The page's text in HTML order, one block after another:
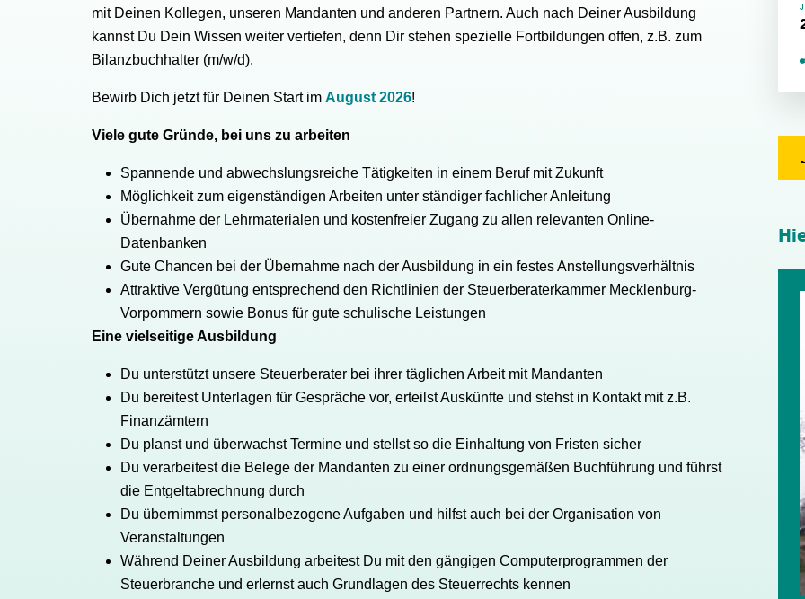
mit Deinen Kollegen, unseren Mandanten und anderen Partnern. Auch nach Deiner Ausbildung
kannst Du Dein Wissen weiter vertiefen, denn Dir stehen spezielle Fortbildungen offen, z.B. zum
Bilanzbuchhalter (m/w/d).
Bewirb Dich jetzt für Deinen Start im August 2026!
Viele gute Gründe, bei uns zu arbeiten
Spannende und abwechslungsreiche Tätigkeiten in einem Beruf mit Zukunft
Möglichkeit zum eigenständigen Arbeiten unter ständiger fachlicher Anleitung
Übernahme der Lehrmaterialen und kostenfreier Zugang zu allen relevanten Online-
Datenbanken
Gute Chancen bei der Übernahme nach der Ausbildung in ein festes Anstellungsverhältnis
Attraktive Vergütung entsprechend den Richtlinien der Steuerberaterkammer Mecklenburg-
Vorpommern sowie Bonus für gute schulische Leistungen
Eine vielseitige Ausbildung
Du unterstützt unsere Steuerberater bei ihrer täglichen Arbeit mit Mandanten
Du bereitest Unterlagen für Gespräche vor, erteilst Auskünfte und stehst in Kontakt mit z.B.
Finanzämtern
Du planst und überwachst Termine und stellst so die Einhaltung von Fristen sicher
Du verarbeitest die Belege der Mandanten zu einer ordnungsgemäßen Buchführung und führst
die Entgeltabrechnung durch
Du übernimmst personalbezogene Aufgaben und hilfst auch bei der Organisation von
Veranstaltungen
Während Deiner Ausbildung arbeitest Du mit den gängigen Computerprogrammen der
Steuerbranche und erlernst auch Grundlagen des Steuerrechts kennen